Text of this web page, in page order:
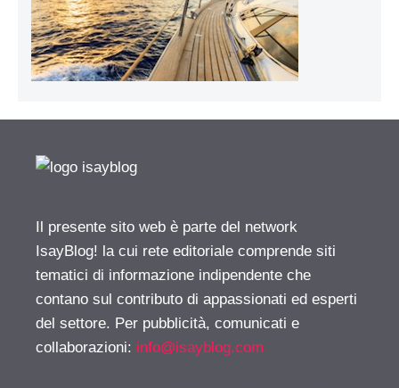
Il presente sito web è parte del network
IsayBlog! la cui rete editoriale comprende siti
tematici di informazione indipendente che
contano sul contributo di appassionati ed esperti
del settore. Per pubblicità, comunicati e
collaborazioni: info@isayblog.com